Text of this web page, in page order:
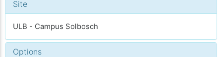
Site
ULB - Campus Solbosch
Options